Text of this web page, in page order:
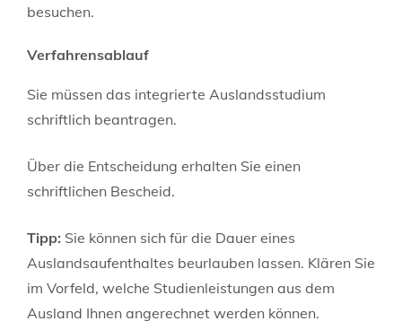
besuchen.
Verfahrensablauf
Sie müssen das integrierte Auslandsstudium
schriftlich beantragen.
Über die Entscheidung erhalten Sie einen
schriftlichen Bescheid.
Tipp: Sie können sich für die Dauer eines
Auslandsaufenthaltes beurlauben lassen. Klären Sie
im Vorfeld, welche Studienleistungen aus dem
Ausland Ihnen angerechnet werden können.